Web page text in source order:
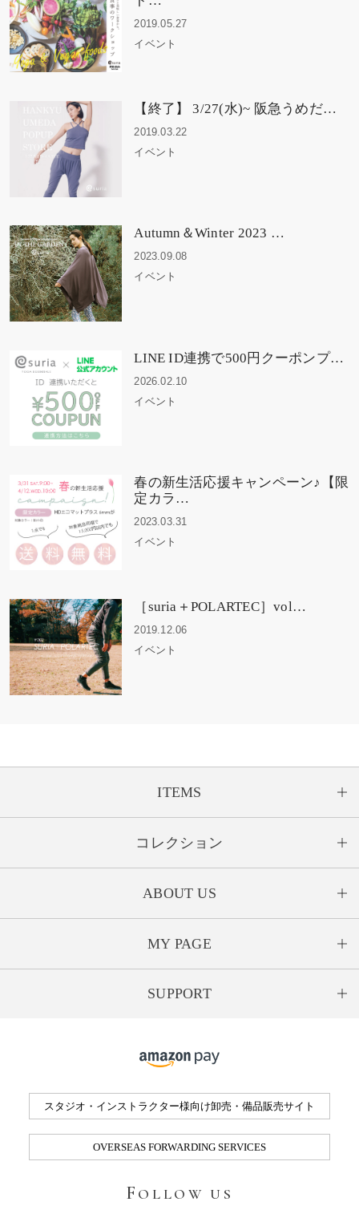
2019.05.27
イベント
【終了】 3/27(水)~ 阪急うめだ…
2019.03.22
イベント
Autumn＆Winter 2023 …
2023.09.08
イベント
LINE ID連携で500円クーポンプ…
2026.02.10
イベント
春の新生活応援キャンペーン♪【限
定カラ…
2023.03.31
イベント
［suria＋POLARTEC］vol…
2019.12.06
イベント
ITEMS
コレクション
ABOUT US
MY PAGE
SUPPORT
スタジオ・インストラクター様向け卸売・備品販売サイト
OVERSEAS FORWARDING SERVICES
F OLLOW US